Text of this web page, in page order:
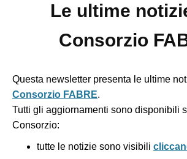
Le ultime
Consorzio
Questa newsletter presenta le ultime
Consorzio FABRE.
Tutti gli aggiornamenti sono disponibili
Consorzio:
tutte le notizie sono visibili